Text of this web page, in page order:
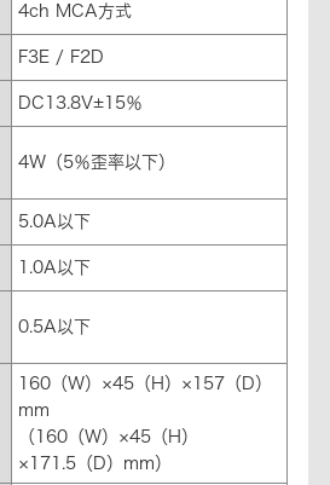
4ch MCA方式
F3E / F2D
DC13.8V±15％
4W（5％歪率以下）
5.0A以下
1.0A以下
0.5A以下
160（W）×45（H）×157（D）
mm
（160（W）×45（H）
×171.5（D）mm）